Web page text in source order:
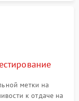
метки на
к отдаче на